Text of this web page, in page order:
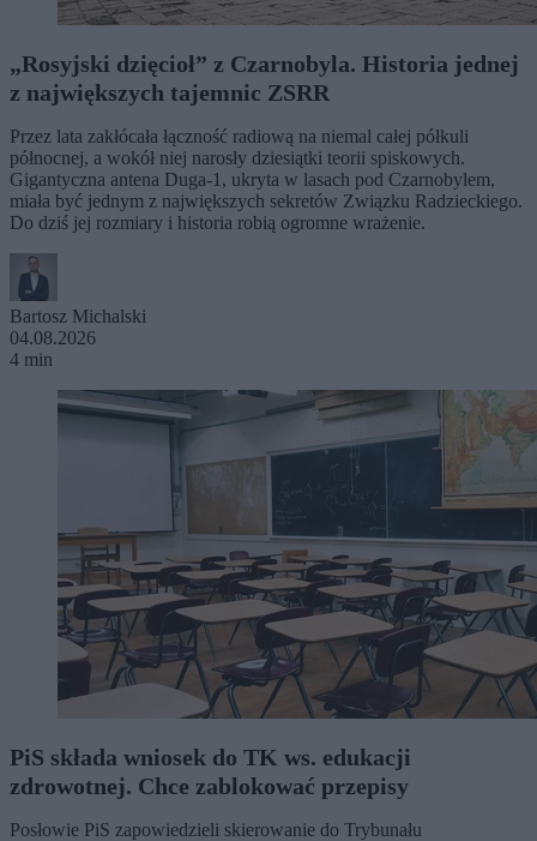
„Rosyjski dzięcioł” z Czarnobyla. Historia jednej
z największych tajemnic ZSRR
Przez lata zakłócała łączność radiową na niemal całej półkuli
północnej, a wokół niej narosły dziesiątki teorii spiskowych.
Gigantyczna antena Duga-1, ukryta w lasach pod Czarnobylem,
miała być jednym z największych sekretów Związku Radzieckiego.
Do dziś jej rozmiary i historia robią ogromne wrażenie.
Bartosz Michalski
04.08.2026
4 min
PiS składa wniosek do TK ws. edukacji
zdrowotnej. Chce zablokować przepisy
Posłowie PiS zapowiedzieli skierowanie do Trybunału